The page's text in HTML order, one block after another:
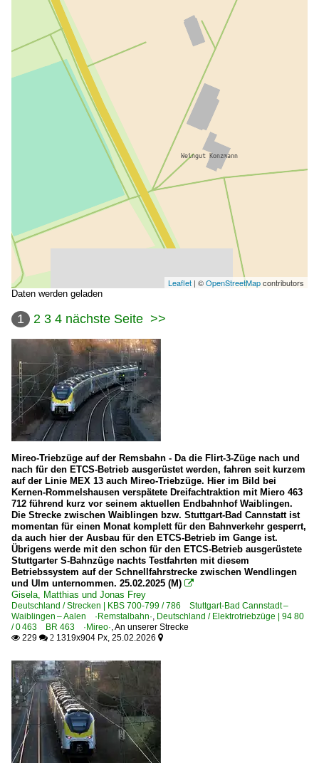
Leaflet | ©OpenStreetMapcontributors
Daten werden geladen
1 2 3 4 nächste Seite >>
Mireo-Triebzüge auf der Remsbahn - Da die Flirt-3-Züge nach und
nach für den ETCS-Betrieb ausgerüstet werden, fahren seit kurzem
auf der Linie MEX 13 auch Mireo-Triebzüge. Hier im Bild bei
Kernen-Rommelshausen verspätete Dreifachtraktion mit Miero 463
712 führend kurz vor seinem aktuellen Endbahnhof Waiblingen.
Die Strecke zwischen Waiblingen bzw. Stuttgart-Bad Cannstatt ist
momentan für einen Monat komplett für den Bahnverkehr gesperrt,
da auch hier der Ausbau für den ETCS-Betrieb im Gange ist.
Übrigens werde mit den schon für den ETCS-Betrieb ausgerüstete
Stuttgarter S-Bahnzüge nachts Testfahrten mit diesem
Betriebssystem auf der Schnellfahrstrecke zwischen Wendlingen
und Ulm unternommen. 25.02.2025 (M) 
Gisela, Matthias und Jonas Frey
Deutschland / Strecken | KBS 700-799 / 786 Stuttgart-Bad Cannstadt –
Waiblingen – Aalen ·Remstalbahn·, Deutschland / Elektrotriebzüge | 94 80
/ 0 463 BR 463 ·Mireo·,An unserer Strecke
 229  2 1319x904 Px, 25.02.2026 